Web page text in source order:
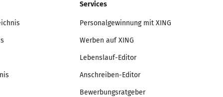
Services
Personalgewinnung mit XING
Werben auf XING
Lebenslauf-Editor
Anschreiben-Editor
Bewerbungsratgeber